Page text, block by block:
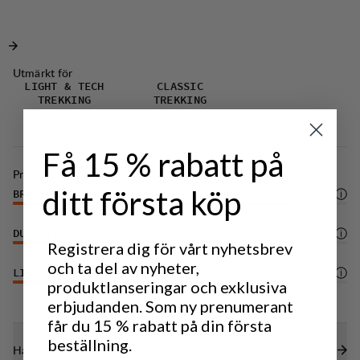
Elastisk dragskojustering i nederkant för optimal
passform.
Funktionell liten ficka med dragkedja på vänster
DWR-behandling (100% PFAS-fri) som avvisar
vatten och smuts.
Utmärkt för
LIGHT & TECH
TREKKING
CLASSIC
TREKKING
Prestanda
BREATHABILITY 5 /6
DURABILITY
LIGHTWEIGHT 5/6
Hållbarhetsegenskaper
Få 15 % rabatt på
ditt första köp
Registrera dig för vårt nyhetsbrev
och ta del av nyheter,
produktlanseringar och exklusiva
erbjudanden. Som ny prenumerant
får du 15 % rabatt på din första
beställning.